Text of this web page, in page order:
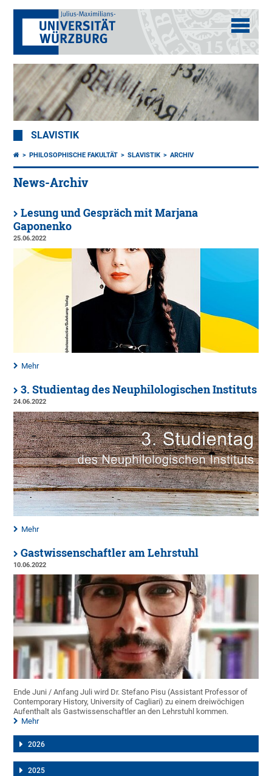
SLAVISTIK
PHILOSOPHISCHE FAKULTÄT SLAVISTIK ARCHIV
News-Archiv
Lesung und Gespräch mit Marjana
Gaponenko
25.06.2022
Mehr
3. Studientag des Neuphilologischen Instituts
24.06.2022
Mehr
Gastwissenschaftler am Lehrstuhl
10.06.2022
Ende Juni / Anfang Juli wird Dr. Stefano Pisu (Assistant Professor of
Contemporary History, University of Cagliari) zu einem dreiwöchigen
Aufenthalt als Gastwissenschaftler an den Lehrstuhl kommen.
Mehr
2026
2025